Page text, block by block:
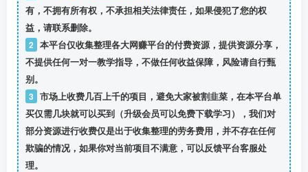
有，不拥有所有权，不承担相关法律责任，如果侵犯了您的权
益，请联系删除。
2 本平台仅收集整理各大网赚平台的付费资源，提供资源分享，
不提供任何一对一教学指导，不做任何收益保障，风险请自行甄
别。
3 市场上收费几百上千的项目，避免大家被割韭菜，在本平台单
买仅需几块就可以买到（升级会员可以免费下载学习），我们对
部分资源进行收费仅是出于收集整理的劳务费用，并不存在任何
欺骗的情况，如果你对当前项目不满意，可以反馈平台客服处
理。